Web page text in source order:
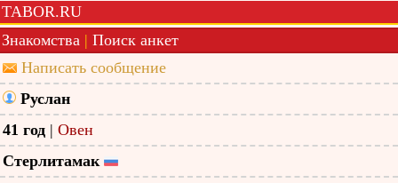
TABOR.RU
Знакомства | Поиск анкет
Написать сообщение
Руслан
41 год | Овен
Стерлитамак